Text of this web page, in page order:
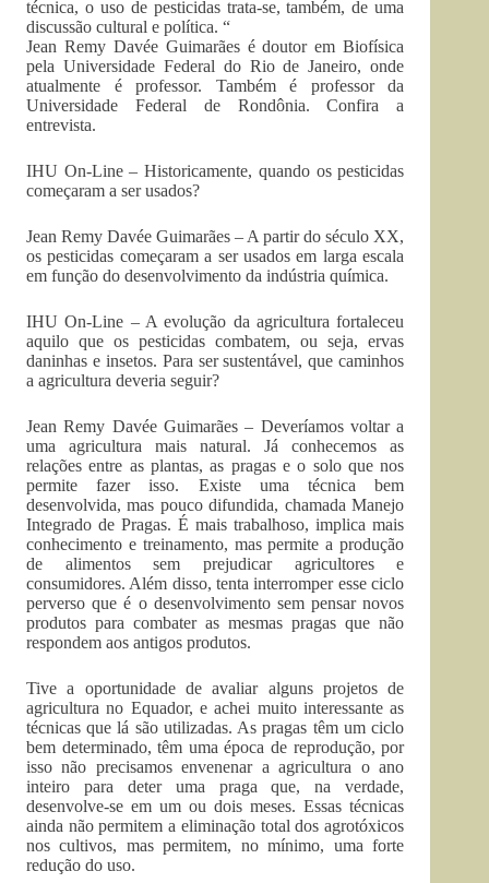
técnica, o uso de pesticidas trata-se, também, de uma
discussão cultural e política. “
Jean Remy Davée Guimarães é doutor em Biofísica
pela Universidade Federal do Rio de Janeiro, onde
atualmente é professor. Também é professor da
Universidade Federal de Rondônia. Confira a
entrevista.
IHU On-Line – Historicamente, quando os pesticidas
começaram a ser usados?
Jean Remy Davée Guimarães – A partir do século XX,
os pesticidas começaram a ser usados em larga escala
em função do desenvolvimento da indústria química.
IHU On-Line – A evolução da agricultura fortaleceu
aquilo que os pesticidas combatem, ou seja, ervas
daninhas e insetos. Para ser sustentável, que caminhos
a agricultura deveria seguir?
Jean Remy Davée Guimarães – Deveríamos voltar a
uma agricultura mais natural. Já conhecemos as
relações entre as plantas, as pragas e o solo que nos
permite fazer isso. Existe uma técnica bem
desenvolvida, mas pouco difundida, chamada Manejo
Integrado de Pragas. É mais trabalhoso, implica mais
conhecimento e treinamento, mas permite a produção
de alimentos sem prejudicar agricultores e
consumidores. Além disso, tenta interromper esse ciclo
perverso que é o desenvolvimento sem pensar novos
produtos para combater as mesmas pragas que não
respondem aos antigos produtos.
Tive a oportunidade de avaliar alguns projetos de
agricultura no Equador, e achei muito interessante as
técnicas que lá são utilizadas. As pragas têm um ciclo
bem determinado, têm uma época de reprodução, por
isso não precisamos envenenar a agricultura o ano
inteiro para deter uma praga que, na verdade,
desenvolve-se em um ou dois meses. Essas técnicas
ainda não permitem a eliminação total dos agrotóxicos
nos cultivos, mas permitem, no mínimo, uma forte
redução do uso.